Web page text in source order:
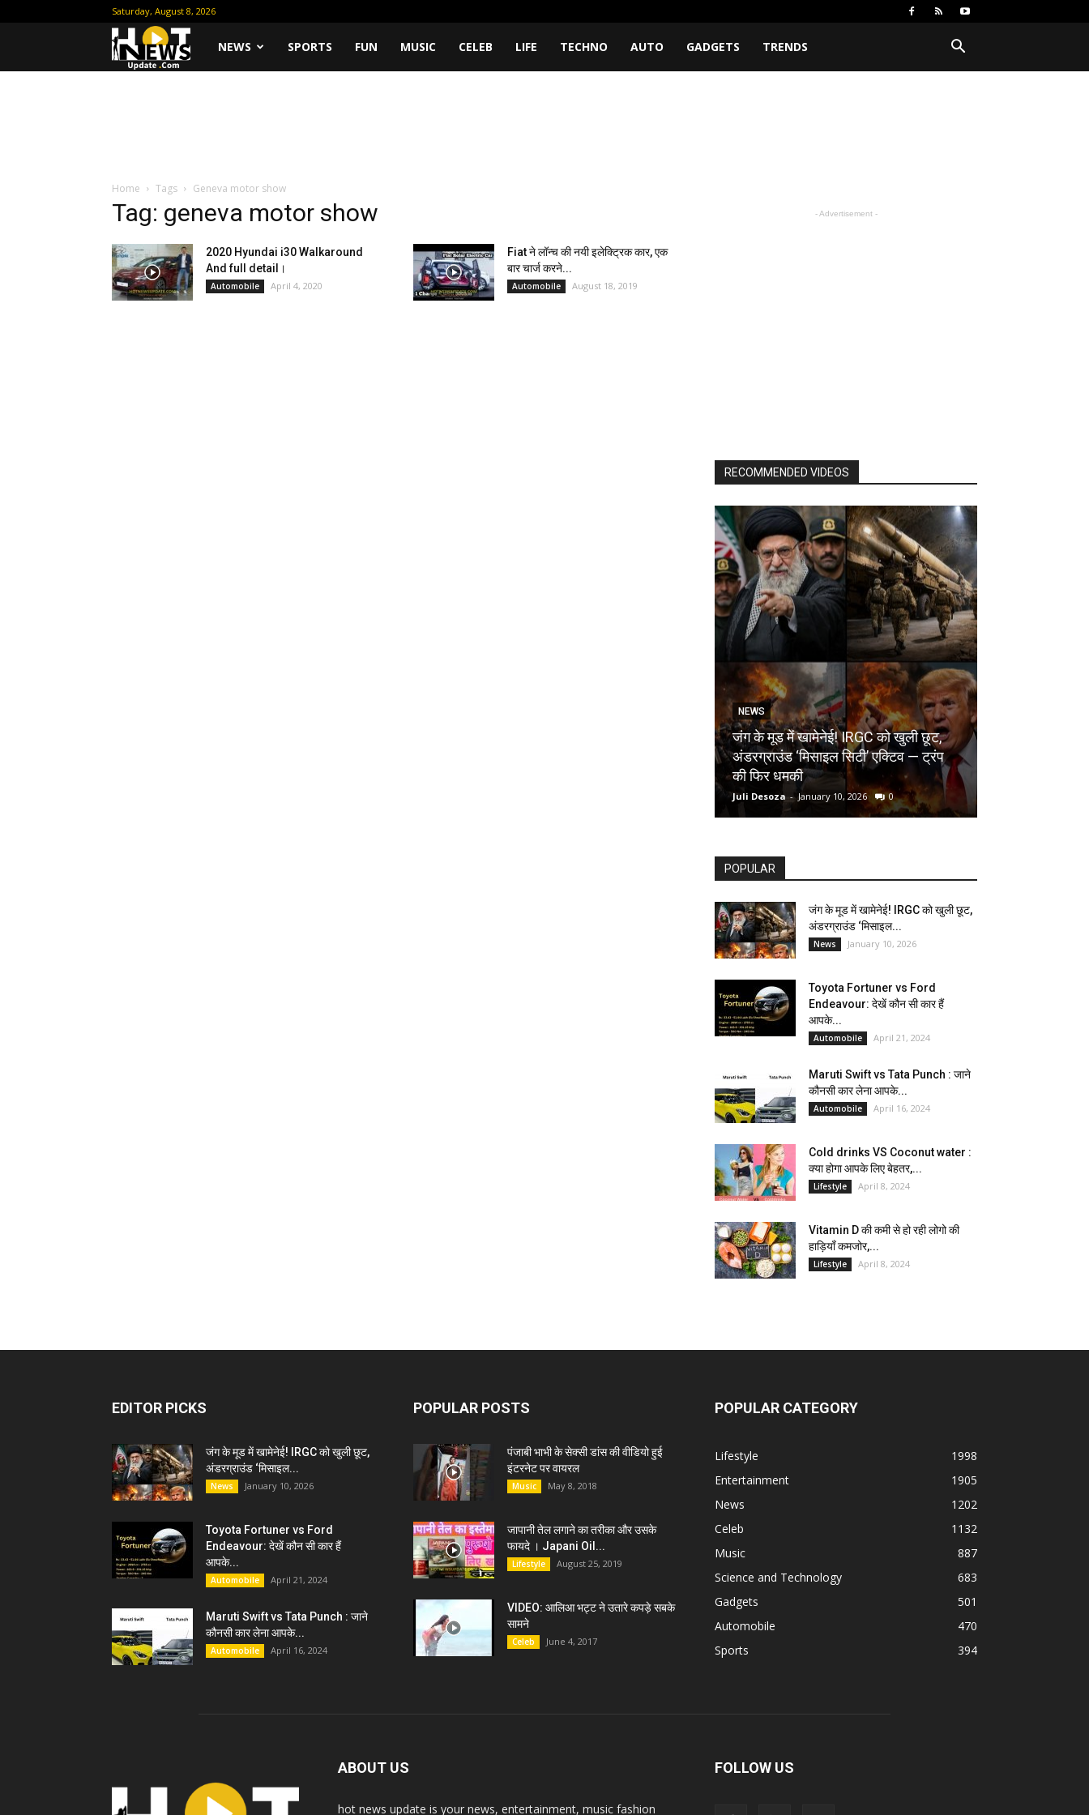
Saturday, August 8, 2026
HotNEWS SPORTS FUN MUSIC CELEB LIFE TECHNO AUTO GADGETS TRENDS
Home Tags Geneva motor show
Tag: geneva motor show
2020 Hyundai i30 Walkaround
And full detail।
Automobile April 4, 2020
Fiat ने लॉन्च की नयी इलेक्ट्रिक कार, एक
बार चार्ज करने...
Automobile August 18, 2019
- Advertisement -
RECOMMENDED VIDEOS
NEWS
जंग के मूड में खामेनेई! IRGC को खुली छूट,
अंडरग्राउंड ‘मिसाइल सिटी’ एक्टिव — ट्रंप
की फिर धमकी
Juli Desoza - January 10, 2026 0
POPULAR
जंग के मूड में खामेनेई! IRGC को खुली छूट,
अंडरग्राउंड ‘मिसाइल...
News January 10, 2026
Toyota Fortuner vs Ford
Endeavour: देखें कौन सी कार हैं
आपके...
Automobile April 21, 2024
Maruti Swift vs Tata Punch : जाने
कौनसी कार लेना आपके...
Automobile April 16, 2024
Cold drinks VS Coconut water :
क्या होगा आपके लिए बेहतर,...
Lifestyle April 8, 2024
Vitamin D की कमी से हो रही लोगो की
हाड़ियाँ कमजोर,...
Lifestyle April 8, 2024
EDITOR PICKS
जंग के मूड में खामेनेई! IRGC को खुली छूट,
अंडरग्राउंड ‘मिसाइल...
News January 10, 2026
Toyota Fortuner vs Ford
Endeavour: देखें कौन सी कार हैं
आपके...
Automobile April 21, 2024
Maruti Swift vs Tata Punch : जाने
कौनसी कार लेना आपके...
Automobile April 16, 2024
POPULAR POSTS
पंजाबी भाभी के सेक्सी डांस की वीडियो हुई
इंटरनेट पर वायरल
Music May 8, 2018
जापानी तेल लगाने का तरीका और उसके
फायदे । Japani Oil...
Lifestyle August 25, 2019
VIDEO: आलिआ भट्ट ने उतारे कपड़े सबके
सामने
Celeb June 4, 2017
POPULAR CATEGORY
Lifestyle
1998
Entertainment
1905
News
1202
Celeb
1132
Music
887
Science and Technology
683
Gadgets
501
Automobile
470
Sports
394
ABOUT US
hot news update is your news, entertainment, music fashion
FOLLOW US